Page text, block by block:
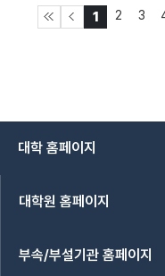
1 2 3
대학 홈페이지
대학원 홈페이지
부속/부설기관 홈페이지